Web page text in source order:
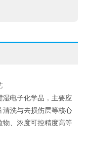
湿电子化学品，主要应
清洗与去损伤层等核心
物、浓度可控精度高等